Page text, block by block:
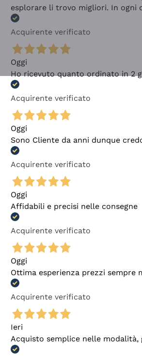
esplorare li trovo migliori. In ogni
Acquirente verificato
Oggi
Ho ricevuto quanto ordinato in 2
Acquirente verificato
Oggi
Sono Cliente da anni dunque
Acquirente verificato
Oggi
Affidabili e precisi nelle consegne
Acquirente verificato
Oggi
Ottima esperienza prezzi
Acquirente verificato
Ieri
Acquisto semplice nelle